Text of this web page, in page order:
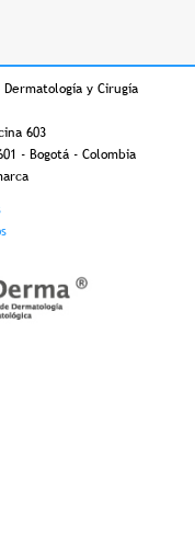
Dermatología y Cirugía
603
- Bogotá - Colombia